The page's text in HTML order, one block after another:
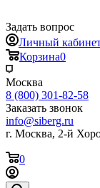
Задать вопрос
Личный
Корзина0
Москва
8 (800) 301-82-58
Заказать звонок
info@siberg.ru
г. Москва, 2-й
0